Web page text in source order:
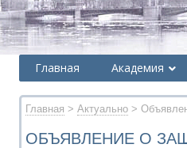
Главная Академия
Главная > Актуально >
ОБЪЯВЛЕНИЕ О